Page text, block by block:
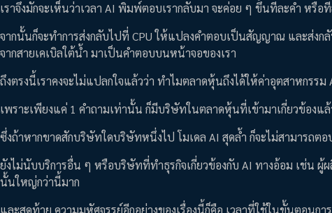
เราจึงมักจะเห็นว่าเวลา AI พิมพ์ตอบเรากลับมา จะค่อย ๆ ขึ้นทีละคำ หรื
จากนั้นก็จะทำการส่งกลับไปที่ CPU ให้แปลงคำตอบเป็นสัญญาณ และส่งก
จากสายเคเบิลใต้น้ำ มาเป็นคำตอบบนหน้าจอของเรา
ถึงตรงนี้เราคงจะไม่แปลกใจแล้วว่า ทำไมตลาดหุ้นถึงได้ให้ค่าอุตสาหกร
เพราะเพียงแค่ 1 คำถามเท่านั้น ก็มีบริษัทในตลาดหุ้นที่เข้ามาเกี่ยวข้องแ
ซึ่งถ้าหากขาดสักบริษัทใดบริษัทหนึ่งไป โมเดล AI สุดล้ำ ก็จะไม่สามารถตอ
ยังไม่นับบริการอื่น ๆ หรือบริษัทที่ทำธุรกิจเกี่ยวข้องกับ AI ทางอ้อม เช่น
นั้นใหญ่กว่านี้มาก
และสุดท้าย ความมหัศจรรย์อีกอย่างของเรื่องนี้ก็คือ เวลาที่ใช้ในขั้นตอนกา